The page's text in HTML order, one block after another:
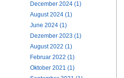
December 2024 (1)
August 2024 (1)
June 2024 (1)
Dezember 2023 (1)
August 2022 (1)
Februar 2022 (1)
Oktober 2021 (1)